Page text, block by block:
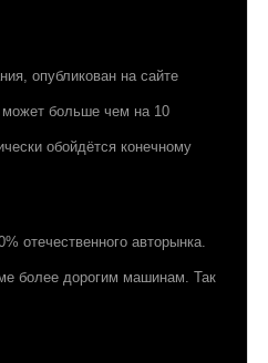
опубликован на сайте
может больше чем на 10
обойдётся конечному
отечественного авторынка.
более дорогим машинам. Так